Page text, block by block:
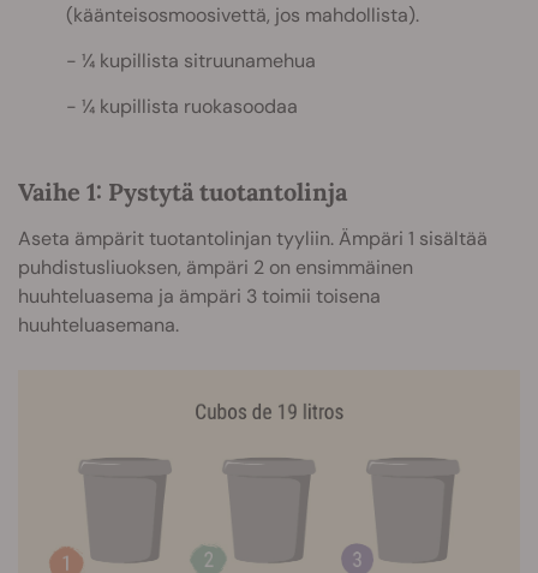
(käänteisosmoosivettä, jos mahdollista).
¼ kupillista sitruunamehua
¼ kupillista ruokasoodaa
Vaihe 1: Pystytä tuotantolinja
Aseta ämpärit tuotantolinjan tyyliin. Ämpäri 1 sisältää
puhdistusliuoksen, ämpäri 2 on ensimmäinen
huuhteluasema ja ämpäri 3 toimii toisena
huuhteluasemana.